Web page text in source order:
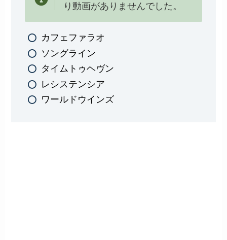
り動画がありませんでした。
カフェファラオ
ソングライン
タイムトゥヘヴン
レシステンシア
ワールドウインズ